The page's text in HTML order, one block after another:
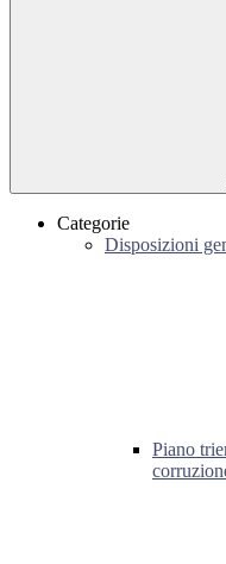
Categorie
Disposizioni
Piano